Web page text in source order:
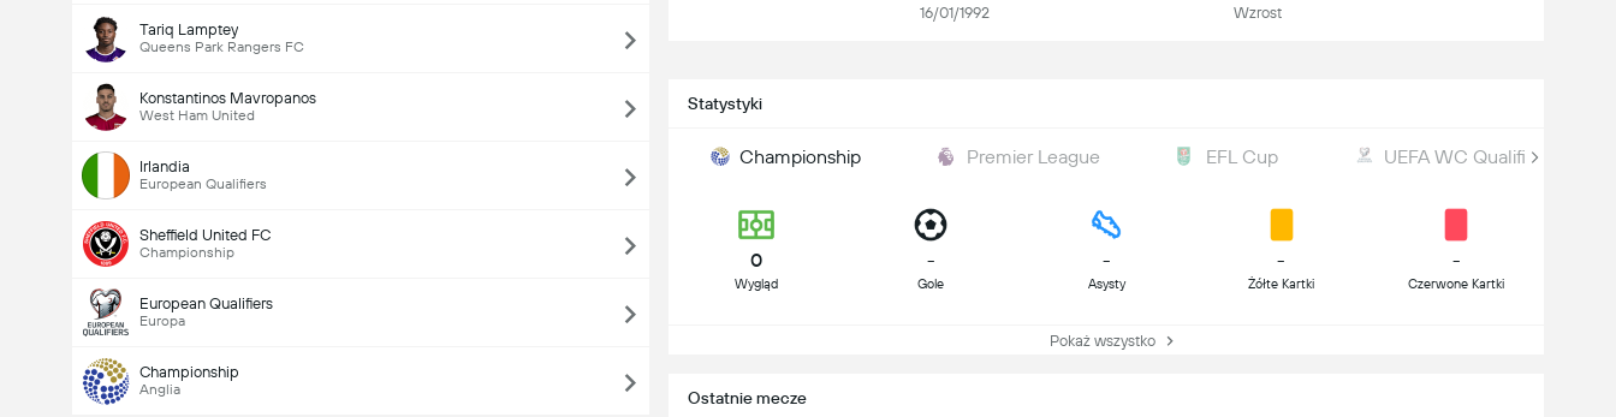
Tariq Lamptey
Queens Park Rangers FC
Konstantinos Mavropanos
West Ham United
Irlandia
European Qualifiers
Sheffield United FC
Championship
European Qualifiers
Europa
Championship
Anglia
16/01/1992 Wzrost
Statystyki
Championship Premier League EFL Cup UEFA WC Qualification
0
Wygląd
-
Gole
-
Asysty
-
Żółte Kartki
-
Czerwone Kartki
Pokaż wszystko
Ostatnie mecze